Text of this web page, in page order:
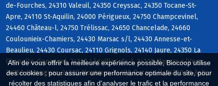
Afin de vous offrir la meilleure expérience possible, Biocoop utilise
des cookies : pour assurer une performance optimale du site, pour
récolter des statistiques afin d'analyser le trafic et la performance
de-Fourches, 24310 Valeuil, 24350 Creyssac, 24350 Tocane-St-
Apre, 24110 St-Aquilin, 24000 Périgueux, 24750 Champcevinel,
24460 Château-l, 24750 Trélissac, 24650 Chancelade, 24660
Coulounieix-Chamiers, 24430 Marsac s/l, 24430 Annesse-et-
Beaulieu, 24430 Coursac, 24110 Grignols, 24140 Jaure, 24350 La
Chapelle-Gonaguet, 24110 Léguillac-de-l, 24110 Manzac s/Vern,
24350 Mensignac, 24110 Montrem, 24430 Razac s/l, 24110 St-Astier